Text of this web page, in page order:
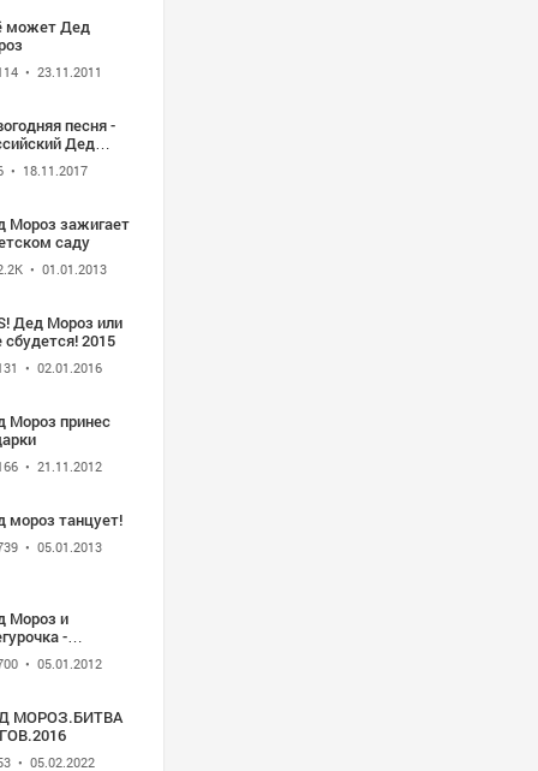
может Дед
• 23.11.2011
песня -
Дед
• 18.11.2017
Мороз зажигает
саду
• 01.01.2013
Дед Мороз или
сбудется! 2015
• 02.01.2016
Мороз принес
• 21.11.2012
мороз танцует!
• 05.01.2013
Мороз и
-
• 05.01.2012
МОРОЗ.БИТВА
• 05.02.2022